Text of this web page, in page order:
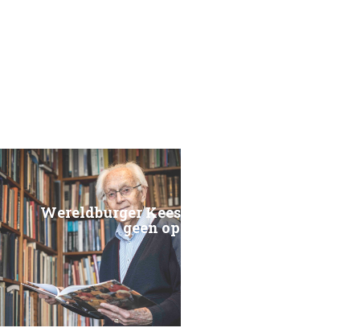
Wereldburger Kees de Jager weet van
geen ophouden